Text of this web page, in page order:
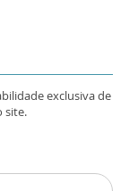
exclusiva de
site.